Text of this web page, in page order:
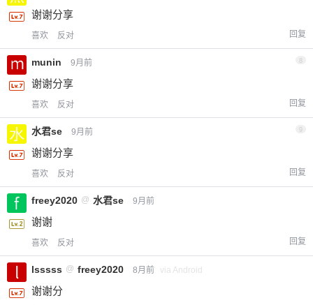
谢谢分享
喜欢 反对 回复
munin 9月前
谢谢分享
喜欢 反对 回复
水君se 9月前 9
谢谢分享
喜欢 反对 回复
freey2020 @ 水君se 9月前
谢谢
喜欢 反对 回复
lsssss @ freey2020 8月前 via Android
谢谢分